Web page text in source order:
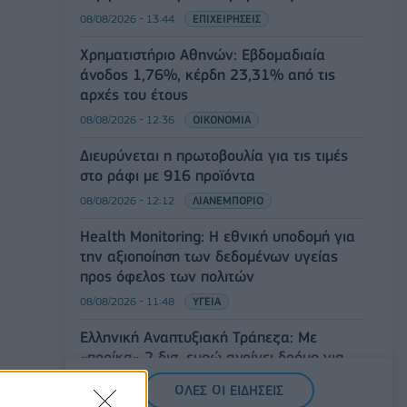
08/08/2026 - 13:44 ΕΠΙΧΕΙΡΗΣΕΙΣ
Χρηματιστήριο Αθηνών: Εβδομαδιαία
άνοδος 1,76%, κέρδη 23,31% από τις
αρχές του έτους
08/08/2026 - 12:36 ΟΙΚΟΝΟΜΙΑ
Διευρύνεται η πρωτοβουλία για τις τιμές
στο ράφι με 916 προϊόντα
08/08/2026 - 12:12 ΛΙΑΝΕΜΠΟΡΙΟ
Health Monitoring: Η εθνική υποδομή για
την αξιοποίηση των δεδομένων υγείας
προς όφελος των πολιτών
08/08/2026 - 11:48 ΥΓΕΙΑ
Ελληνική Αναπτυξιακή Τράπεζα: Με
«προίκα» 2 δισ. ευρώ ανοίγει δρόμο για
δάνεια έως 5 δισ. σε μικρομεσαίες
08/08/2026 - 11:22
ΟΛΕΣ ΟΙ ΕΙΔΗΣΕΙΣ